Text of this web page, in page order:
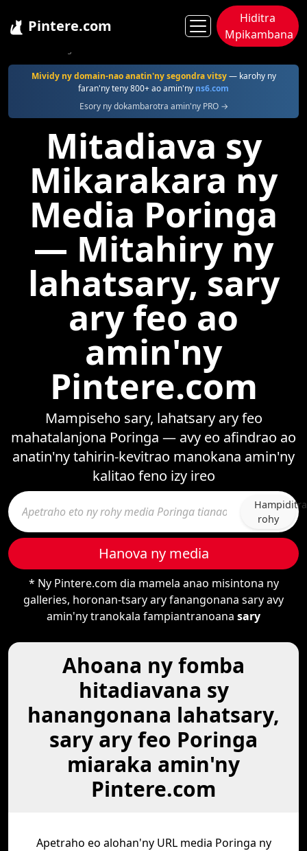
Pintere.com
Hiditra
Mpikambana
Mividy ny domain-nao anatin'ny segondra vitsy— karohy ny
faran'ny teny 800+ ao amin'ny ns6.com
Esory ny dokambarotra amin'ny PRO →
Mitadiava sy
Mikarakara ny
Media Poringa
— Mitahiry ny
lahatsary, sary
ary feo ao
amin'ny
Pintere.com
Mampiseho sary, lahatsary ary feo
mahatalanjona Poringa — avy eo afindrao ao
anatin'ny tahirin-kevitrao manokana amin'ny
kalitao feno izy ireo
Hampiditra
rohy
Hanova ny media
* Ny Pintere.com dia mamela anao misintona ny
galleries, horonan-tsary ary fanangonana sary avy
amin'ny tranokala fampiantranoana sary
Ahoana ny fomba
hitadiavana sy
hanangonana lahatsary,
sary ary feo Poringa
miaraka amin'ny
Pintere.com
Apetraho eo alohan'ny URL media Poringa ny